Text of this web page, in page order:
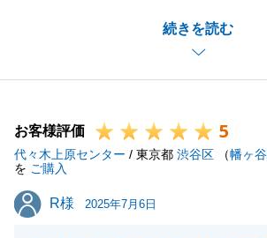
続きを読む
お取引もスムーズかつ無事にお取引
事、重ねて御礼申し上げます。
引き続き私共でお手伝い出来る機会
T様の益々のご多幸を心よりお祈り申
お客様評価 5
代々木上原センター / 東京都 渋谷区 （幡ヶ
を ご購入
R様
R様 2025年7月6日